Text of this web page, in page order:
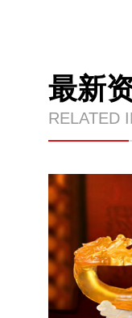
最新
RELATED